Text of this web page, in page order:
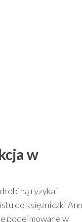
w
ryzyka i
do księżniczki
podejmowane w